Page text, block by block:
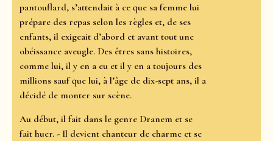
pantouflard, s’attendait à ce que sa femme lui
prépare des repas selon les règles et, de ses
enfants, il exigeait d’abord et avant tout une
obéissance aveugle. Des êtres sans histoires,
comme lui, il y en a eu et il y en a toujours des
millions sauf que lui, à l’âge de dix-sept ans, il a
décidé de monter sur scène.
Au début, il fait dans le genre Dranem et se
fait huer. - Il devient chanteur de charme et se